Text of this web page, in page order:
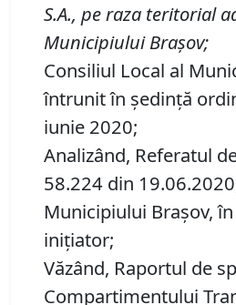
S.A., pe raza teritorial
Municipiului Braşov;
Consiliul Local al
întrunit în ședință
iunie 2020;
Analizând, Referatul
58.224 din
Municipiului Braşov,
iniţiator;
Văzând, Raportul de
Compartimentului